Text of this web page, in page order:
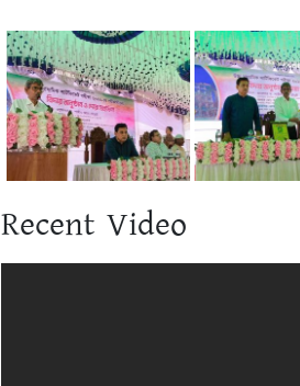
Recent Video